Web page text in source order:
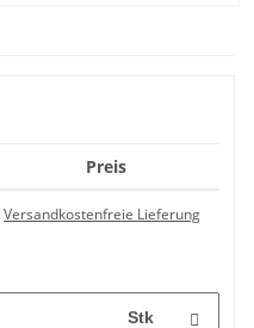
Preis
Versandkostenfreie Lieferung
Stk